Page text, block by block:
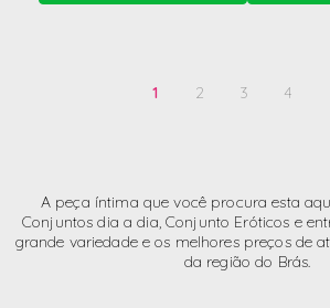
1 2 3 4
A peça íntima que você procura esta
Conjuntos dia a dia, Conjunto Eróticos e
grande variedade e os melhores preços de
da região do Brás.